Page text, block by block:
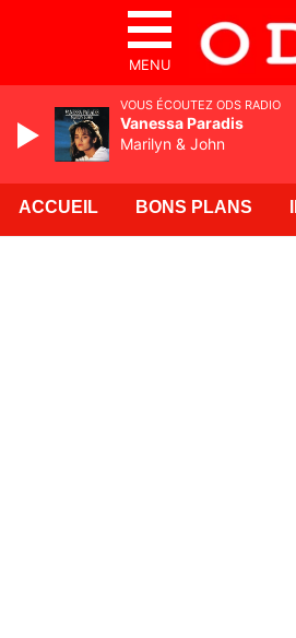
MENU
ACCUEIL BONS PLANS
VOUS ÉCOUTEZ ODS RADIO
Vanessa Paradis
Marilyn & John